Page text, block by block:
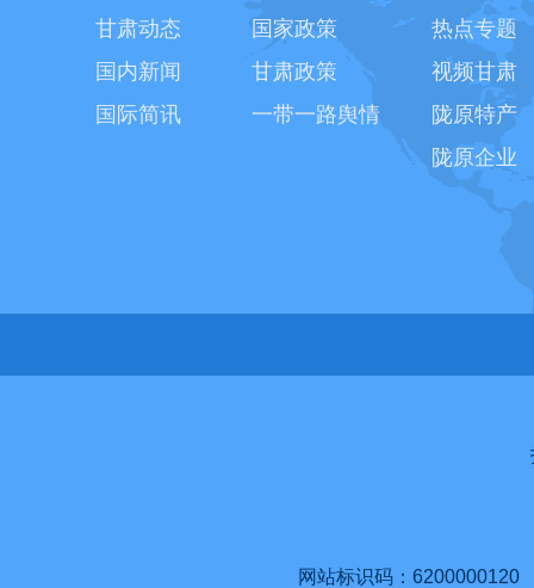
甘肃动态
国内新闻
国际简讯
国家政策
甘肃政策
一带一路舆情
热点专题
视频甘肃
陇原特产
陇原企业
网站标识码：6200000120